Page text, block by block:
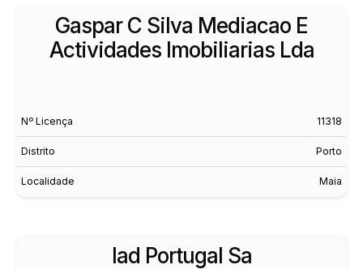
Gaspar C Silva Mediacao E
Actividades Imobiliarias Lda
Nº Licença 11318
Distrito Porto
Localidade Maia
Iad Portugal Sa